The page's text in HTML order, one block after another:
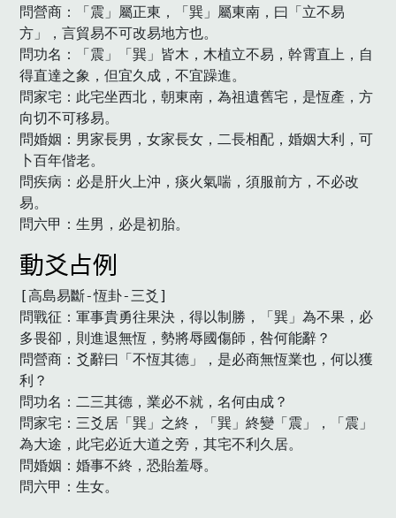
問營商：「震」屬正東，「巽」屬東南，曰「立不易
方」，言貿易不可改易地方也。
問功名：「震」「巽」皆木，木植立不易，幹霄直上，自
得直達之象，但宜久成，不宜躁進。
問家宅：此宅坐西北，朝東南，為祖遺舊宅，是恆產，方
向切不可移易。
問婚姻：男家長男，女家長女，二長相配，婚姻大利，可
卜百年偕老。
問疾病：必是肝火上沖，痰火氣喘，須服前方，不必改
易。
問六甲：生男，必是初胎。
動爻占例
[高島易斷-恆卦-三爻]
問戰征：軍事貴勇往果決，得以制勝，「巽」為不果，必
多畏卻，則進退無恆，勢將辱國傷師，咎何能辭？
問營商：爻辭曰「不恆其德」，是必商無恆業也，何以獲
利？
問功名：二三其德，業必不就，名何由成？
問家宅：三爻居「巽」之終，「巽」終變「震」，「震」
為大途，此宅必近大道之旁，其宅不利久居。
問婚姻：婚事不終，恐貽羞辱。
問六甲：生女。